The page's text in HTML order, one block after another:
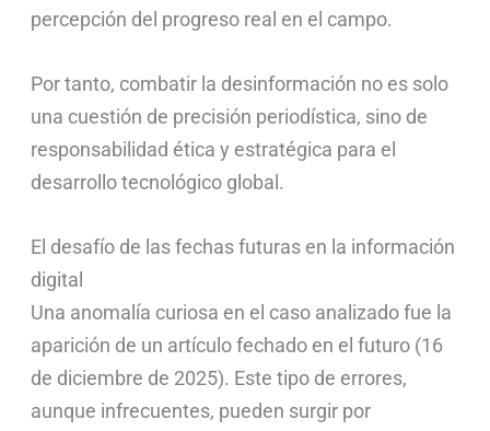
percepción del progreso real en el campo.
Por tanto, combatir la desinformación no es solo
una cuestión de precisión periodística, sino de
responsabilidad ética y estratégica para el
desarrollo tecnológico global.
El desafío de las fechas futuras en la información
digital
Una anomalía curiosa en el caso analizado fue la
aparición de un artículo fechado en el futuro (16
de diciembre de 2025). Este tipo de errores,
aunque infrecuentes, pueden surgir por